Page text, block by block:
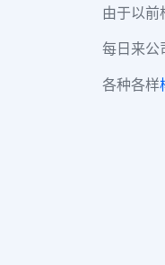
由于以前
每日来公
各种各样